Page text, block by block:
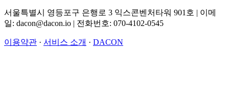
서울특별시 영등포구 은행로 3 익스콘벤처타워 901호 | 이메
일: dacon@dacon.io | 전화번호: 070-4102-0545
이용약관 · 서비스 소개 · DACON